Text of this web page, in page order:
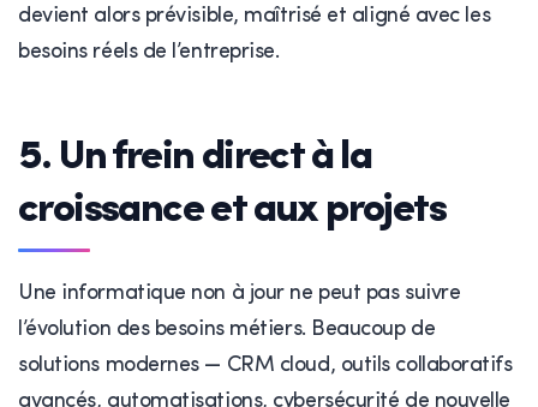
devient alors prévisible, maîtrisé et aligné avec les
besoins réels de l’entreprise.
5. Un frein direct à la
croissance et aux projets
Une informatique non à jour ne peut pas suivre
l’évolution des besoins métiers. Beaucoup de
solutions modernes — CRM cloud, outils collaboratifs
avancés, automatisations, cybersécurité de nouvelle